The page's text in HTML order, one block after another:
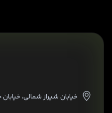
خیابان شیراز شمالی، خیابان